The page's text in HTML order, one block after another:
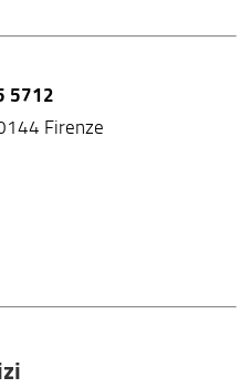
5712
Firenze